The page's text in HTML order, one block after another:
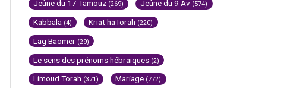
Jeûne du 17 Tamouz (269) Jeûne du 9 Av (574)
Kabbala (4) Kriat haTorah (220)
Lag Baomer (29)
Le sens des prénoms hébraïques (2)
Limoud Torah (371) Mariage (772)